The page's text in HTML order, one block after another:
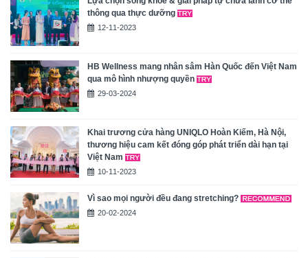
thông qua thực dưỡng
12-11-2023
HB Wellness mang nhân sâm Hàn Quốc đến Việt Nam
qua mô hình nhượng quyền
29-03-2024
Khai trương cửa hàng UNIQLO Hoàn Kiếm, Hà Nội,
thương hiệu cam kết đóng góp phát triển dài hạn tại
Việt Nam
10-11-2023
Vì sao mọi người đều đang stretching?
20-02-2024